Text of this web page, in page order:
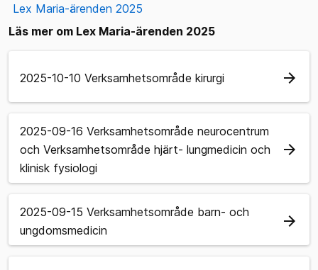
Lex Maria-ärenden 2025
Läs mer om Lex Maria-ärenden 2025
2025-10-10 Verksamhetsområde kirurgi arrow_forward
2025-09-16 Verksamhetsområde neurocentrum
och Verksamhetsområde hjärt- lungmedicin och
klinisk fysiologi
arrow_forward
2025-09-15 Verksamhetsområde barn- och
ungdomsmedicin
arrow_forward